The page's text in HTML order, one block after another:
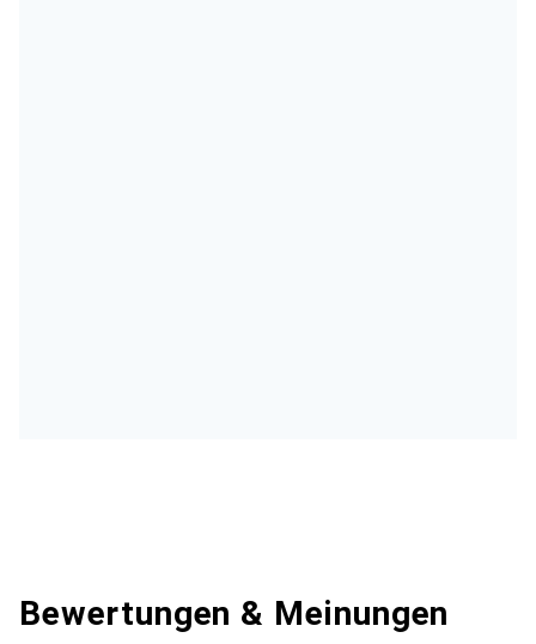
Bewertungen & Meinungen